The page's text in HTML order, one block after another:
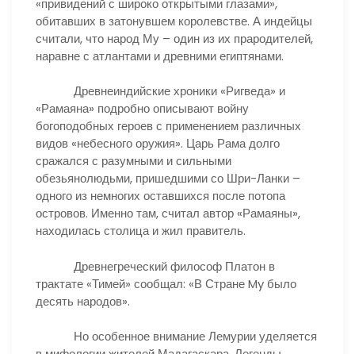
обитавших в затонувшем королевстве. А индейцы
считали, что народ Му – один из их прародителей,
наравне с атлантами и древними египтянами.
Древнеиндийские хроники «Ригведа» и
«Рамаяна» подробно описывают войну
богоподобных героев с применением различных
видов «небесного оружия». Царь Рама долго
сражался с разумными и сильными
обезьянолюдьми, пришедшими со Шри-Ланки –
одного из немногих оставшихся после потопа
островов. Именно там, считал автор «Рамаяны»,
находилась столица и жил правитель.
Древнегреческий философ Платон в
трактате «Тимей» сообщал: «В Стране My было
десять народов».
Но особенное внимание Лемурии уделяется